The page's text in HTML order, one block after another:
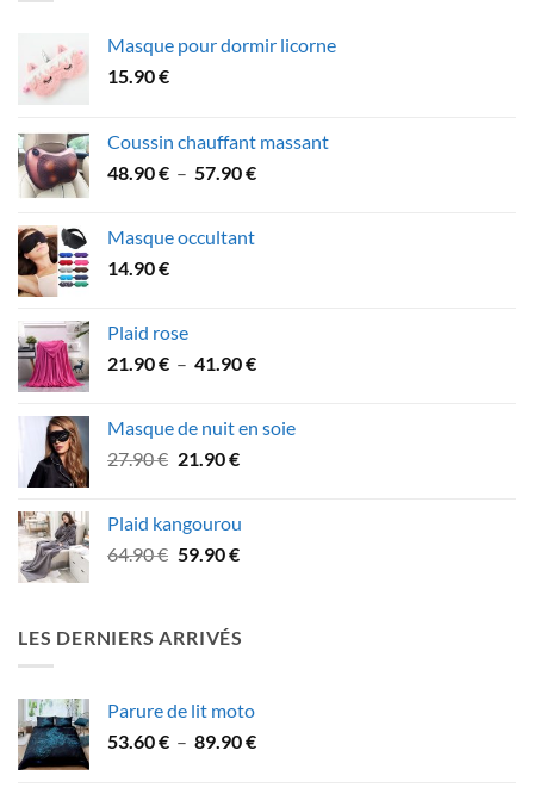
Masque pour dormir licorne
15.90€
Coussin chauffant massant
48.90€ – 57.90€Plage
Masque occultant
14.90€
Plaid rose
21.90€ – 41.90€Plage
21.90 €
Masque de nuit en soie
27.90€ Le
était :
27.90 €.
21.90€Le
est :
21.90 €.
Plaid kangourou
64.90€ Le
était :
64.90 €.
59.90€Le
est :
59.90 €.
LES DERNIERS ARRIVÉS
Parure de lit moto
53.60€ – 89.90€Plage